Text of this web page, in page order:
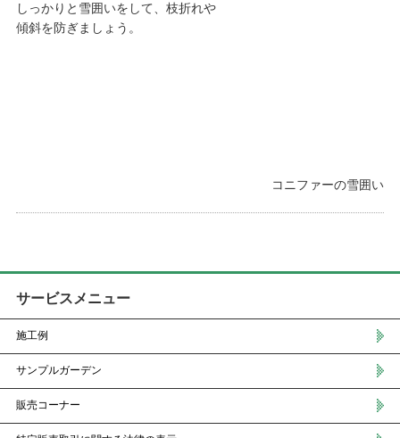
しっかりと雪囲いをして、枝折れや
傾斜を防ぎましょう。
コニファーの雪囲い
サービスメニュー
施工例
サンプルガーデン
販売コーナー